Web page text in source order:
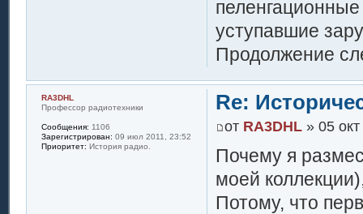
уступавшие
Продолжение
Re:
от RA3DHL» 05 окт
Почему я
моей
Потому, что
RA3DHL
Профессор радиотехники
Сообщения: 1106
Зарегистрирован: 09 июл 2011, 23:52
Приоритет: История радио.